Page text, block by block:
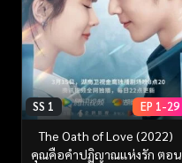
SS 1 EP 1-29
The Oath of Love (2022)
คุณคือคำปฏิญาณแห่งรัก ตอน